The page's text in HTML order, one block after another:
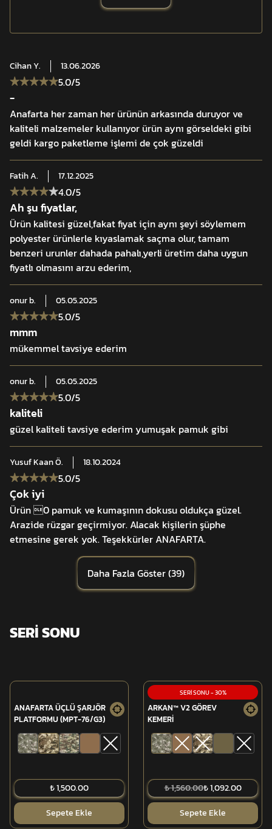
Özellikler:
• Soğukta ısı yalıtımı
• Sıcakta güneş/toz koruması
• Çok amaçlı kullanım
• Yumuşak ve cilde dost yapı
CihanY. 13.06.2026
5.0/5
-
Anafarta her zaman her ürünün arkasında duruyor ve
kaliteli malzemeler kullanıyor ürün aynı görseldeki gibi
geldi kargo paketleme işlemi de çok güzeldi
FatihA. 17.12.2025
4.0/5
Ah şu fiyatlar,
Ürün kalitesi güzel,fakat fiyat için aynı şeyi söylemem
polyester ürünlerle kıyaslamak saçma olur, tamam
benzeri urunler dahada pahalı,yerli üretim daha uygun
fiyatlı olmasını arzu ederim,
onurb. 05.05.2025
5.0/5
mmm
mükemmel tavsiye ederim
onurb. 05.05.2025
5.0/5
kaliteli
güzel kaliteli tavsiye ederim yumuşak pamuk gibi
Yusuf KaanÖ. 18.10.2024
5.0/5
Çok iyi
Ürün 0 pamuk ve kumaşının dokusu oldukça güzel.
Arazide rüzgar geçirmiyor. Alacak kişilerin şüphe
etmesine gerek yok. Teşekkürler ANAFARTA.
Daha Fazla Göster(39)
SERİ SONU
ANAFARTA ÜÇLÜ ŞARJÖR
PLATFORMU (MPT-76/G3)
₺ 1,500.00
Sepete Ekle
SERİ SONU-30%
ARKAN™ V2 GÖREV
KEMERİ
₺ 1,560.00₺ 1,092.00
Sepete Ekle